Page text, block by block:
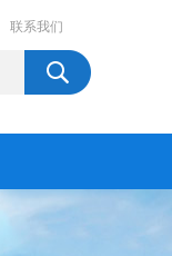
联系我们